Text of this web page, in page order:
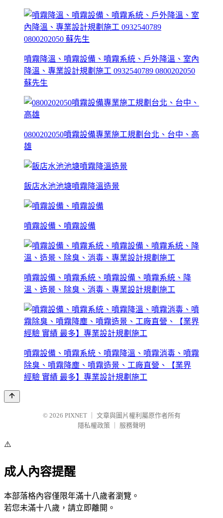
噴霧降溫、噴霧設備、噴霧系統、戶外降溫、室內
降溫、專業設計規劃施工 0932540789 0800202050
蘇先生
0800202050噴霧設備專業施工規劃台北、台中、高
雄
飯店水池池塘噴霧降溫造景
噴霧設備、噴霧設備
噴霧設備、噴霧系統、噴霧設備、噴霧系統、降
溫、造景、除臭、消毒、專業設計規劃施工
噴霧設備、噴霧系統、噴霧降溫、噴霧消毒、噴霧
除臭、噴霧降塵、噴霧造景、工廠直營、【業界
經驗 實績 最多】專業設計規劃施工
© 2026 PIXNET
文章與圖片權利屬原作者所有
隱私權政策
服務聲明
⚠️
成人內容提醒
本部落格內容僅限年滿十八歲者瀏覽。
若您未滿十八歲，請立即離開。